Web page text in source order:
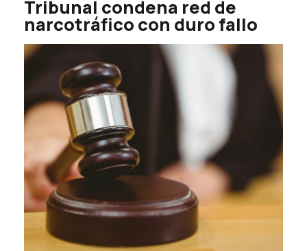
Tribunal condena red de
narcotráfico con duro fallo